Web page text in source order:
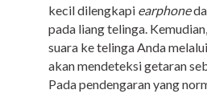
kecil dilengkapi earphone
pada liang telinga.
suara ke telinga Anda melalui
akan mendeteksi getaran
Pada pendengaran yang